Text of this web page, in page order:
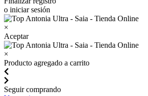
o iniciar sesión
×
Aceptar
×
Producto agregado a carrito
Seguir comprando